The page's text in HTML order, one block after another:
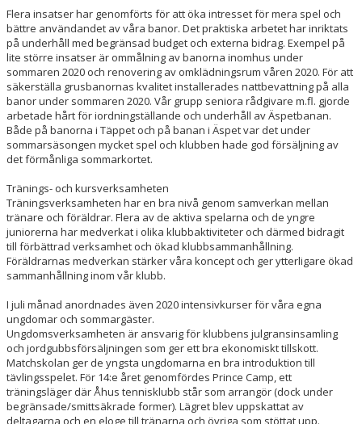
Flera insatser har genomförts för att öka intresset för mera spel och
bättre användandet av våra banor. Det praktiska arbetet har inriktats
på underhåll med begränsad budget och externa bidrag. Exempel på
lite större insatser är ommålning av banorna inomhus under
sommaren 2020 och renovering av omklädningsrum våren 2020. För att
säkerställa grusbanornas kvalitet installerades nattbevattning på alla
banor under sommaren 2020. Vår grupp seniora rådgivare m.fl. gjorde
arbetade hårt för iordningställande och underhåll av Äspetbanan.
Både på banorna i Täppet och på banan i Äspet var det under
sommarsäsongen mycket spel och klubben hade god försäljning av
det förmånliga sommarkortet.
Tränings- och kursverksamheten
Träningsverksamheten har en bra nivå genom samverkan mellan
tränare och föräldrar. Flera av de aktiva spelarna och de yngre
juniorerna har medverkat i olika klubbaktiviteter och därmed bidragit
till förbättrad verksamhet och ökad klubbsammanhållning.
Föräldrarnas medverkan stärker våra koncept och ger ytterligare ökad
sammanhållning inom vår klubb.
I juli månad anordnades även 2020 intensivkurser för våra egna
ungdomar och sommargäster.
Ungdomsverksamheten är ansvarig för klubbens julgransinsamling
och jordgubbsförsäljningen som ger ett bra ekonomiskt tillskott.
Matchskolan ger de yngsta ungdomarna en bra introduktion till
tävlingsspelet. För 14:e året genomfördes Prince Camp, ett
träningsläger där Åhus tennisklubb står som arrangör (dock under
begränsade/smittsäkrade former). Lägret blev uppskattat av
deltagarna och en eloge till tränarna och övriga som stöttat upp.